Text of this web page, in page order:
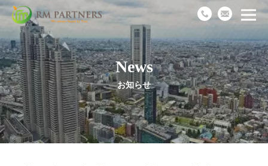
Top
News
Business
News
お知らせ